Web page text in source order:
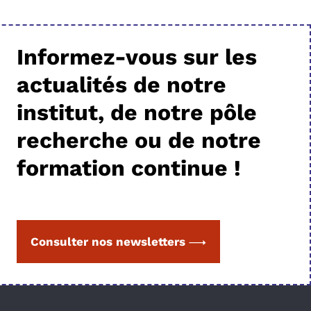
Informez-vous sur les
actualités de notre
institut, de notre pôle
recherche ou de notre
formation continue !
Consulter nos newsletters